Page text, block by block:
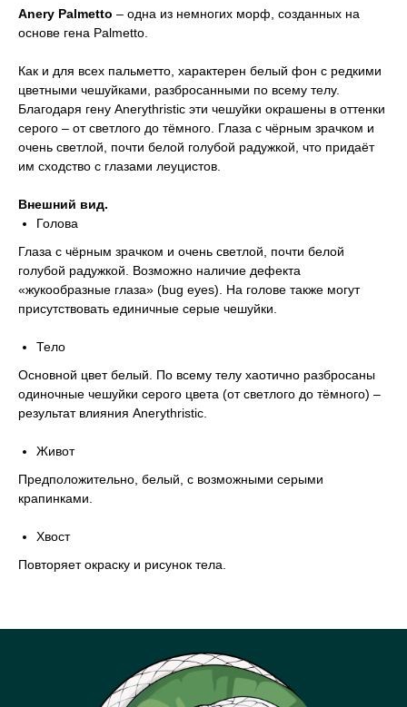
Anery Palmetto – одна из немногих морф, созданных на
основе гена Palmetto.
Как и для всех пальметто, характерен белый фон с редкими
цветными чешуйками, разбросанными по всему телу.
Благодаря гену Anerythristic эти чешуйки окрашены в оттенки
серого – от светлого до тёмного. Глаза с чёрным зрачком и
очень светлой, почти белой голубой радужкой, что придаёт
им сходство с глазами леуцистов.
Внешний вид.
Голова
Глаза с чёрным зрачком и очень светлой, почти белой
голубой радужкой. Возможно наличие дефекта
«жукообразные глаза» (bug eyes). На голове также могут
присутствовать единичные серые чешуйки.
Тело
Основной цвет белый. По всему телу хаотично разбросаны
одиночные чешуйки серого цвета (от светлого до тёмного) –
результат влияния Anerythristic.
Живот
Предположительно, белый, с возможными серыми
крапинками.
Хвост
Повторяет окраску и рисунок тела.